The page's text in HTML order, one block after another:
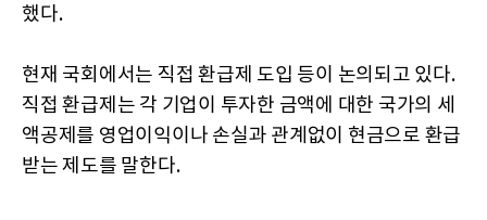
했다.
현재 국회에서는 직접 환급제 도입 등이 논의되고 있다.
직접 환급제는 각 기업이 투자한 금액에 대한 국가의 세
액공제를 영업이익이나 손실과 관계없이 현금으로 환급
받는 제도를 말한다.